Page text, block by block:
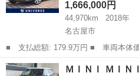
1,666,000円
44,970km
2018年
名古屋市
■ 支払総額: 179.9万円 ■ 車両本体価格： 1,666,000 円 ■ メーカ
ー名： ＭＩＮＩ ■ 車種名： ＭＩ
ー クラブマン ペッパーＰＫＧ 純
愛知 名古屋市
ＭＩＮＩ ＭＩ